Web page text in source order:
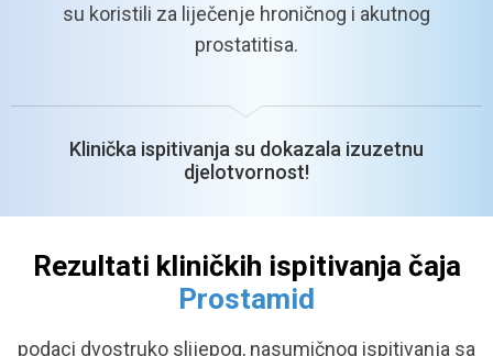
su koristili za liječenje hroničnog i akutnog
prostatitisa.
Klinička ispitivanja su dokazala izuzetnu
djelotvornost!
Rezultati kliničkih ispitivanja čaja
Prostamid
podaci dvostruko slijepog, nasumičnog ispitivanja sa